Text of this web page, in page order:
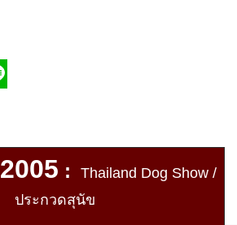
2005 : Thailand Dog Show /
ประกวดสุนัข